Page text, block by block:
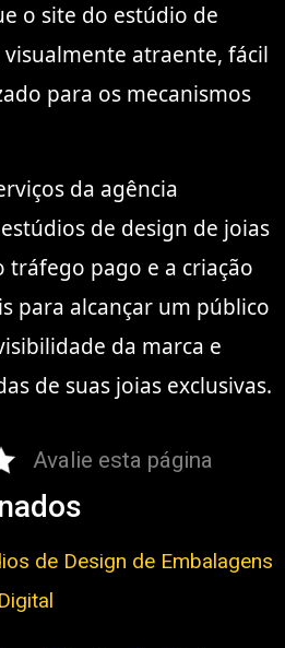
o site do estúdio de
atraente, fácil
para os mecanismos
da agência
de design de joias
pago e a criação
para alcançar um público
da marca e
de suas joias exclusivas.
Avalie esta página
de Design de Embalagens